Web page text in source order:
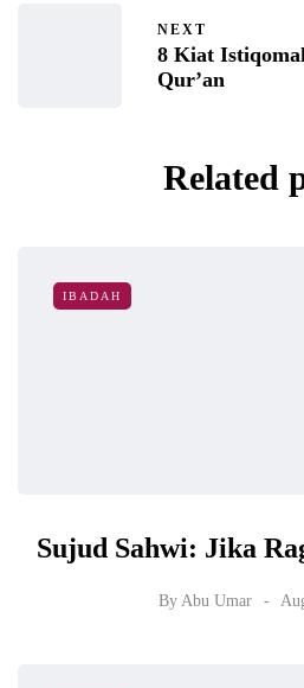
NEXT
8 Kiat
Qur’an
Related
IBADAH
Sujud Sahwi: Jika
By Abu Umar